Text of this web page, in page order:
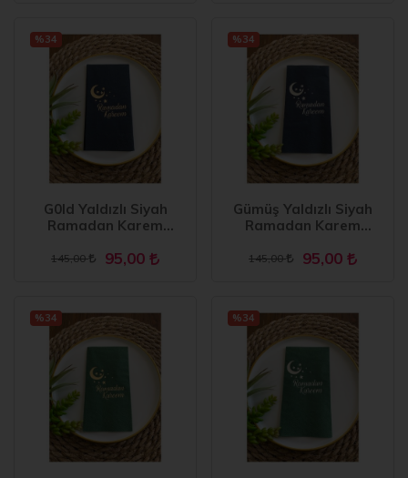
G0ld Yaldızlı Siyah
Ramadan Karem
145,00 95,00
%34
Gümüş Yaldızlı Siyah
Ramadan Karem
145,00 95,00
%34
%34 %34